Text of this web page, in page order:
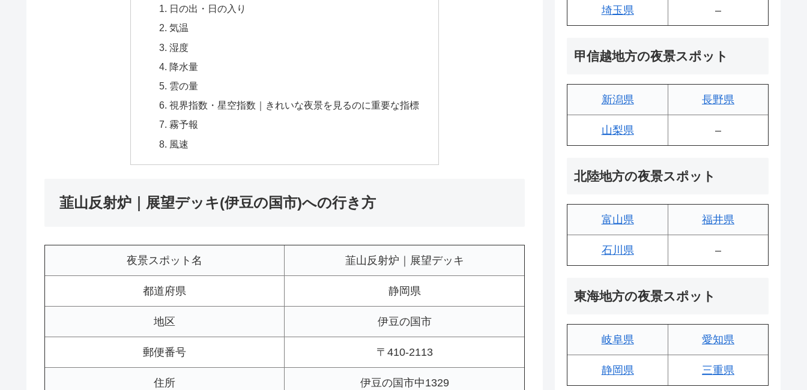
日の出・日の入り
気温
湿度
降水量
雲の量
視界指数・星空指数｜きれいな夜景を見るのに重要な指標
霧予報
風速
韮山反射炉｜展望デッキ(伊豆の国市)への行き方
夜景スポット名 韮山反射炉｜展望デッキ
都道府県 静岡県
地区 伊豆の国市
郵便番号 〒410-2113
住所 伊豆の国市中1329
埼玉県 –
甲信越地方の夜景スポット
新潟県 長野県
山梨県 –
北陸地方の夜景スポット
富山県 福井県
石川県 –
東海地方の夜景スポット
岐阜県 愛知県
静岡県 三重県